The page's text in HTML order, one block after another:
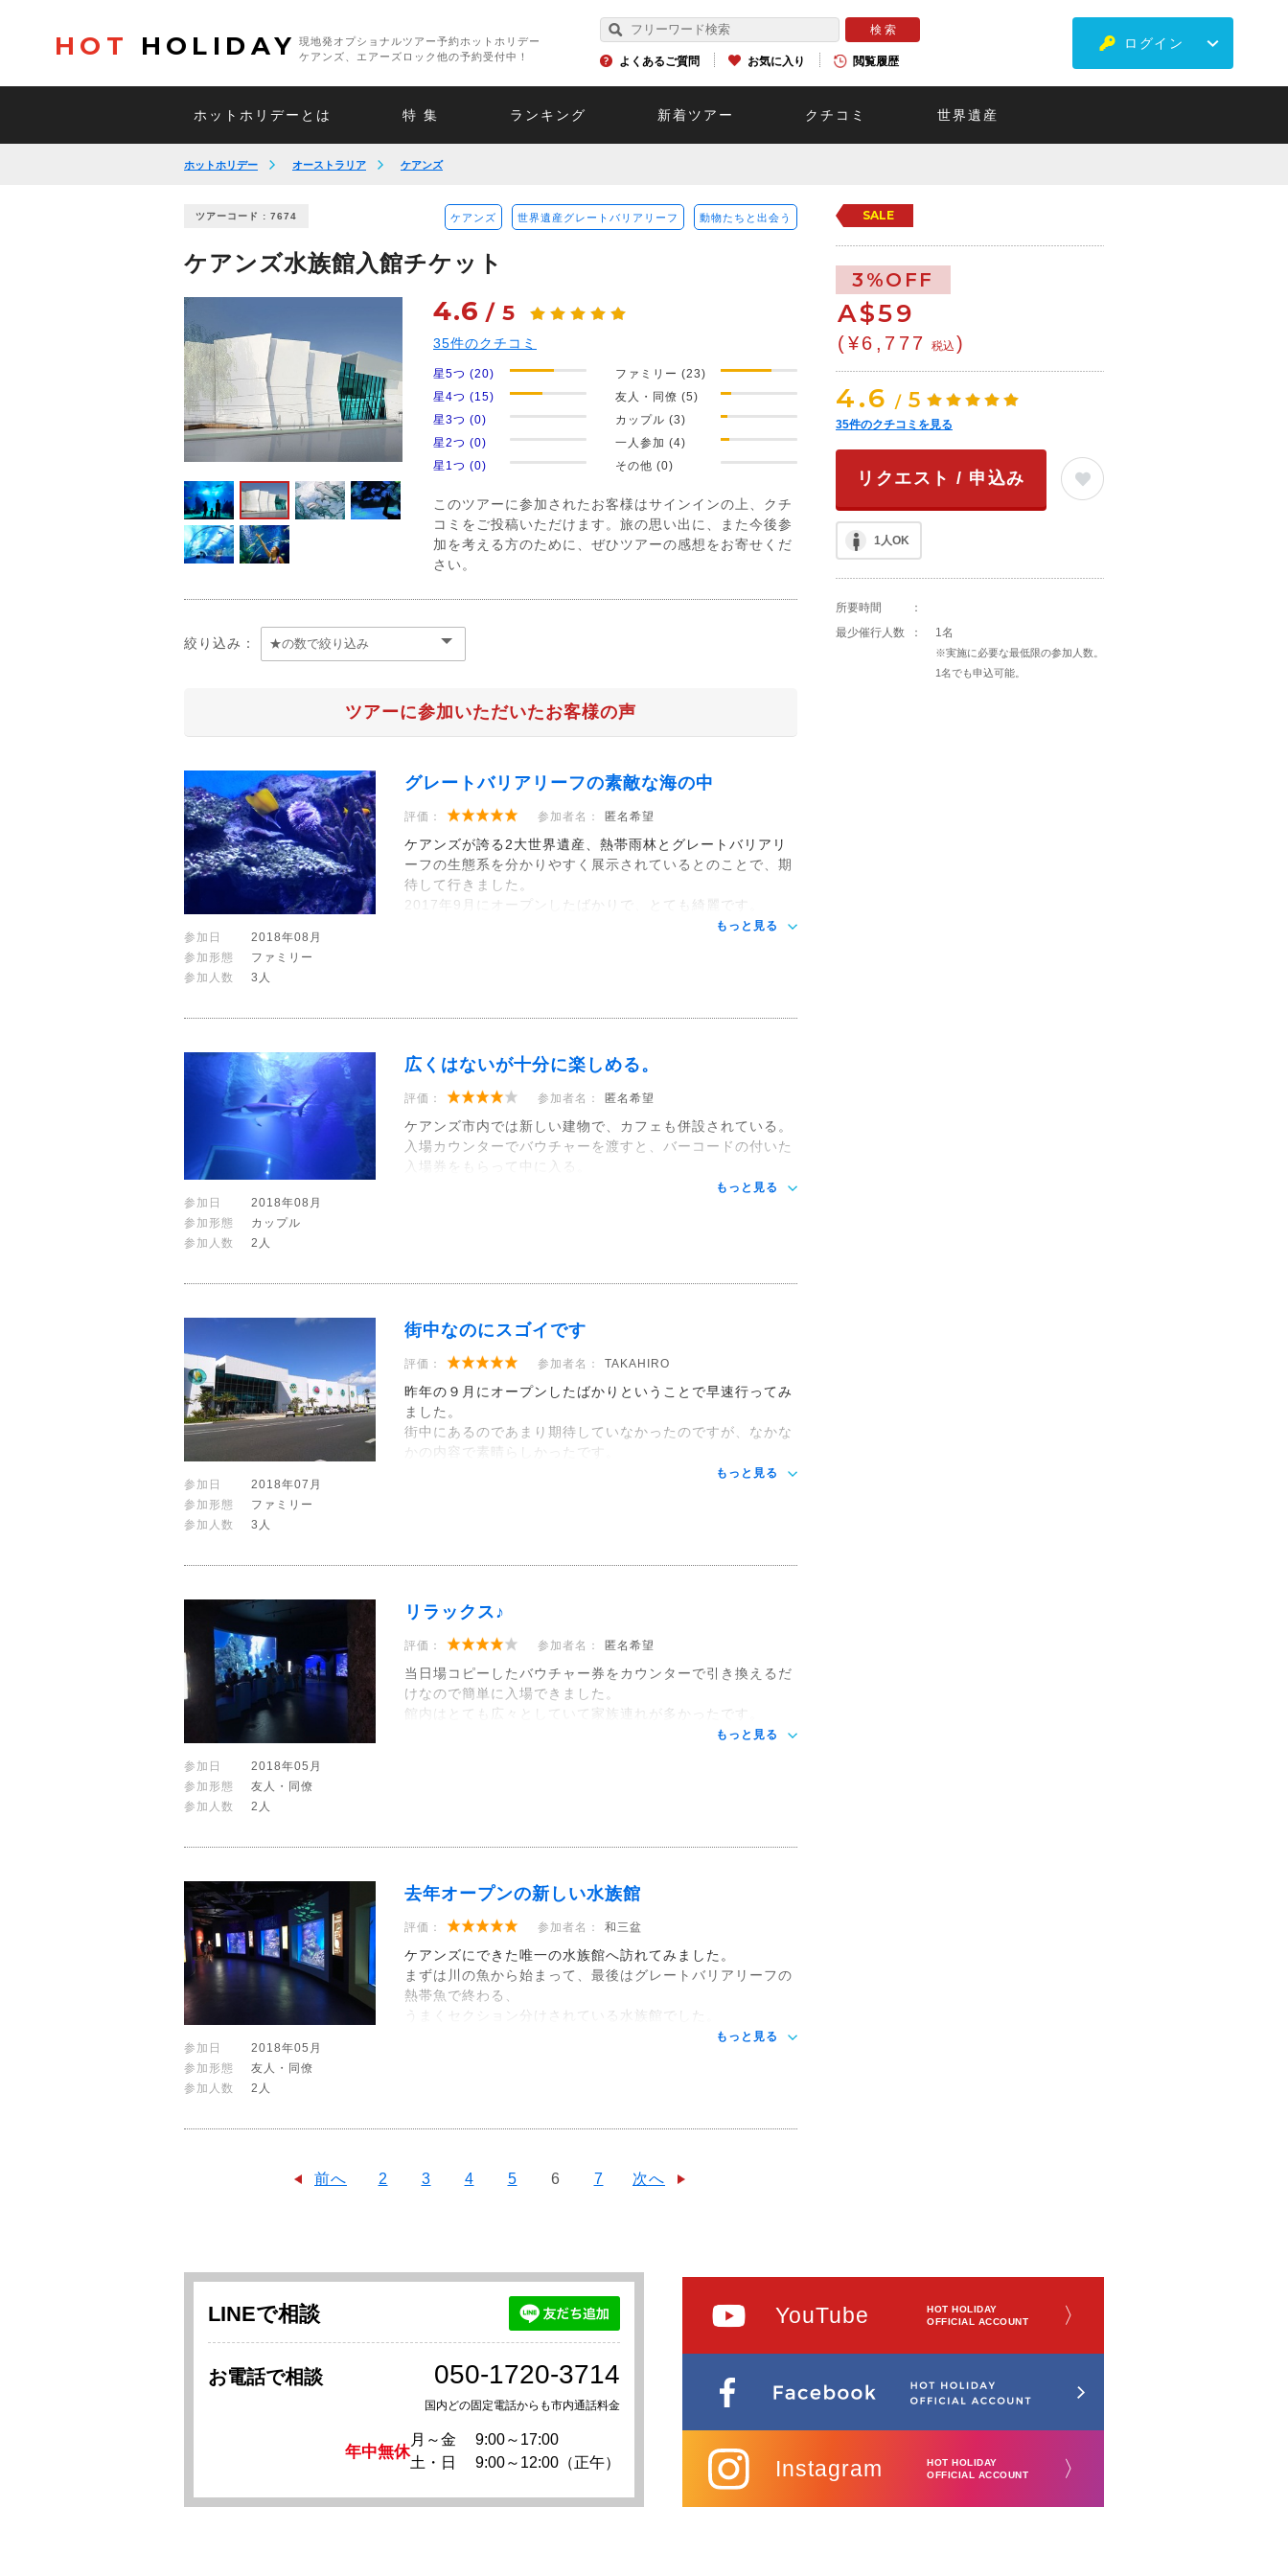
HOT HOLIDAY
現地発オプショナルツアー予約ホットホリデー
ケアンズ、エアーズロック他の予約受付中！
よくあるご質問 お気に入り 閲覧履歴
ログイン
ホットホリデーとは 特 集 ランキング 新着ツアー クチコミ 世界遺産
ホットホリデー オーストラリア ケアンズ
ツアーコード : 7674 ケアンズ 世界遺産グレートバリアリーフ 動物たちと出会う
ケアンズ水族館入館チケット
4.6 / 5
35件のクチコミ
星5つ (20)
星4つ (15)
星3つ (0)
星2つ (0)
星1つ (0)
ファミリー (23)
友人・同僚 (5)
カップル (3)
一人参加 (4)
その他 (0)
このツアーに参加されたお客様はサインインの上、クチ
コミをご投稿いただけます。旅の思い出に、また今後参
加を考える方のために、ぜひツアーの感想をお寄せくだ
さい。
絞り込み：
ツアーに参加いただいたお客様の声
グレートバリアリーフの素敵な海の中
評価： 参加者名： 匿名希望
ケアンズが誇る2大世界遺産、熱帯雨林とグレートバリアリ
ーフの生態系を分かりやすく展示されているとのことで、期
待して行きました。
2017年9月にオープンしたばかりで、とても綺麗です。
もっと見る
参加日
2018年08月
参加形態
ファミリー
参加人数
3人
広くはないが十分に楽しめる。
評価： 参加者名： 匿名希望
ケアンズ市内では新しい建物で、カフェも併設されている。
入場カウンターでバウチャーを渡すと、バーコードの付いた
入場券をもらって中に入る。
もっと見る
参加日
2018年08月
参加形態
カップル
参加人数
2人
街中なのにスゴイです
評価： 参加者名： TAKAHIRO
昨年の９月にオープンしたばかりということで早速行ってみ
ました。
街中にあるのであまり期待していなかったのですが、なかな
かの内容で素晴らしかったです。
もっと見る
参加日
2018年07月
参加形態
ファミリー
参加人数
3人
リラックス♪
評価： 参加者名： 匿名希望
当日場コピーしたバウチャー券をカウンターで引き換えるだ
けなので簡単に入場できました。
館内はとても広々としていて家族連れが多かったです。
もっと見る
参加日
2018年05月
参加形態
友人・同僚
参加人数
2人
去年オープンの新しい水族館
評価： 参加者名： 和三盆
ケアンズにできた唯一の水族館へ訪れてみました。
まずは川の魚から始まって、最後はグレートバリアリーフの
熱帯魚で終わる、
うまくセクション分けされている水族館でした。
もっと見る
参加日
2018年05月
参加形態
友人・同僚
参加人数
2人
前へ 2 3 4 5 6 7 次へ
SALE
3%OFF
A$59
(¥6,777 税込 )
4.6 / 5
35件のクチコミを見る
リクエスト / 申込み
1人OK
所要時間
：
最少催行人数
： 1名
※実施に必要な最低限の参加人数。
1名でも申込可能。
LINEで相談
お電話で相談 050-1720-3714
国内どの固定電話からも市内通話料金
年中無休
月～金
9:00～17:00
土・日
9:00～12:00（正午）
YouTube
HOT HOLIDAY
OFFICIAL ACCOUNT
〉
Instagram
HOT HOLIDAY
OFFICIAL ACCOUNT
〉